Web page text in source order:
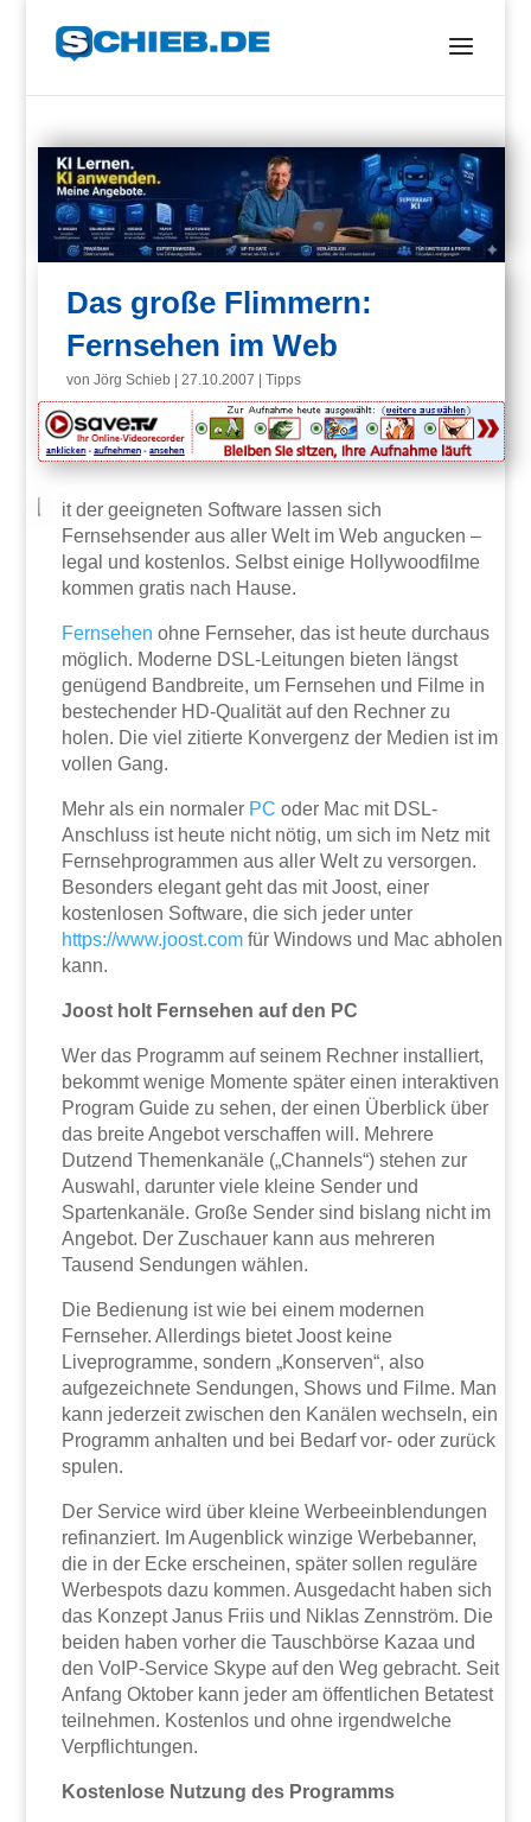
Das große Flimmern:
Fernsehen im Web
vonJörg Schieb |27.10.2007 |Tipps
it der geeigneten Software lassen sich
Fernsehsender aus aller Welt im Web angucken –
legal und kostenlos. Selbst einige Hollywoodfilme
kommen gratis nach Hause.
Fernsehen ohne Fernseher, das ist heute durchaus
möglich. Moderne DSL-Leitungen bieten längst
genügend Bandbreite, um Fernsehen und Filme in
bestechender HD-Qualität auf den Rechner zu
holen. Die viel zitierte Konvergenz der Medien ist im
vollen Gang.
Mehr als ein normaler PC oder Mac mit DSL-
Anschluss ist heute nicht nötig, um sich im Netz mit
Fernsehprogrammen aus aller Welt zu versorgen.
Besonders elegant geht das mit Joost, einer
kostenlosen Software, die sich jeder unter
https://www.joost.com für Windows und Mac abholen
kann.
Joost holt Fernsehen auf den PC
Wer das Programm auf seinem Rechner installiert,
bekommt wenige Momente später einen interaktiven
Program Guide zu sehen, der einen Überblick über
das breite Angebot verschaffen will. Mehrere
Dutzend Themenkanäle („Channels“) stehen zur
Auswahl, darunter viele kleine Sender und
Spartenkanäle. Große Sender sind bislang nicht im
Angebot. Der Zuschauer kann aus mehreren
Tausend Sendungen wählen.
Die Bedienung ist wie bei einem modernen
Fernseher. Allerdings bietet Joost keine
Liveprogramme, sondern „Konserven“, also
aufgezeichnete Sendungen, Shows und Filme. Man
kann jederzeit zwischen den Kanälen wechseln, ein
Programm anhalten und bei Bedarf vor- oder zurück
spulen.
Der Service wird über kleine Werbeeinblendungen
refinanziert. Im Augenblick winzige Werbebanner,
die in der Ecke erscheinen, später sollen reguläre
Werbespots dazu kommen. Ausgedacht haben sich
das Konzept Janus Friis und Niklas Zennström. Die
beiden haben vorher die Tauschbörse Kazaa und
den VoIP-Service Skype auf den Weg gebracht. Seit
Anfang Oktober kann jeder am öffentlichen Betatest
teilnehmen. Kostenlos und ohne irgendwelche
Verpflichtungen.
Kostenlose Nutzung des Programms